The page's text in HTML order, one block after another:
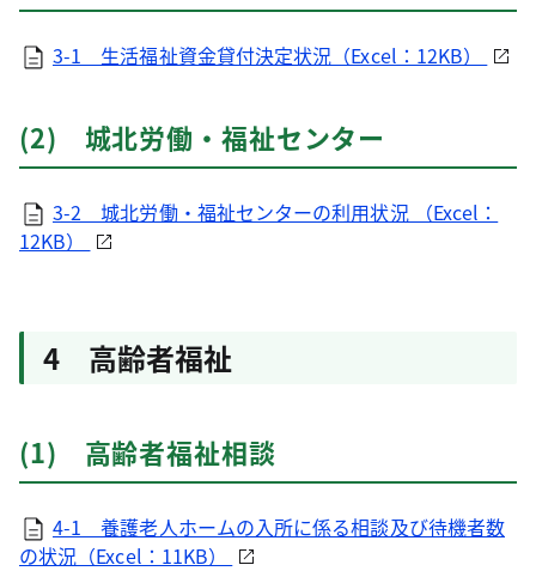
3-1 生活福祉資金貸付決定状況（Excel：12KB）
(2) 城北労働・福祉センター
3-2 城北労働・福祉センターの利用状況 （Excel：
12KB）
4 高齢者福祉
(1) 高齢者福祉相談
4-1 養護老人ホームの入所に係る相談及び待機者数
の状況（Excel：11KB）